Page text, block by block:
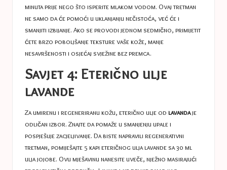
minuta prije nego što isperite mlakom vodom. Ovaj tretman
ne samo da će pomoći u uklanjanju nečistoća, već će i
smanjiti izbijanje. Ako se provodi jednom sedmično, primijetit
ćete brzo poboljšanje teksture vaše kože, manje
nesavršenosti i osjećaj svježine bez premca.
Savjet 4: Eterično ulje
lavande
Za umirenu i regeneriranu kožu, eterično ulje od lavandaje
odličan izbor. Znajte da pomaže u smanjenju upale i
pospješuje zacjeljivanje. Da biste napravili regenerativni
tretman, pomiješajte 5 kapi eteričnog ulja lavande sa 30 ml
ulja jojobe. Ovu mješavinu nanesite uveče, nježno masirajući